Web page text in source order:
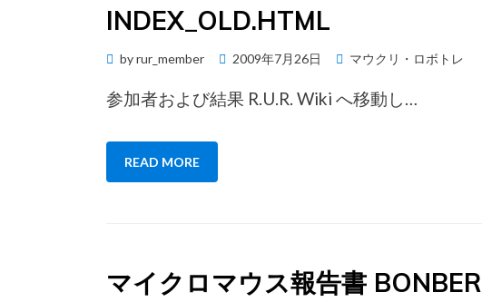
INDEX_OLD.HTML
byrur_member
Posted
2009年7月26日 マウクリ・ロボトレ
参加者および結果 R.U.R. Wiki へ移動し…
READ MORE
マイクロマウス報告書 BONBER